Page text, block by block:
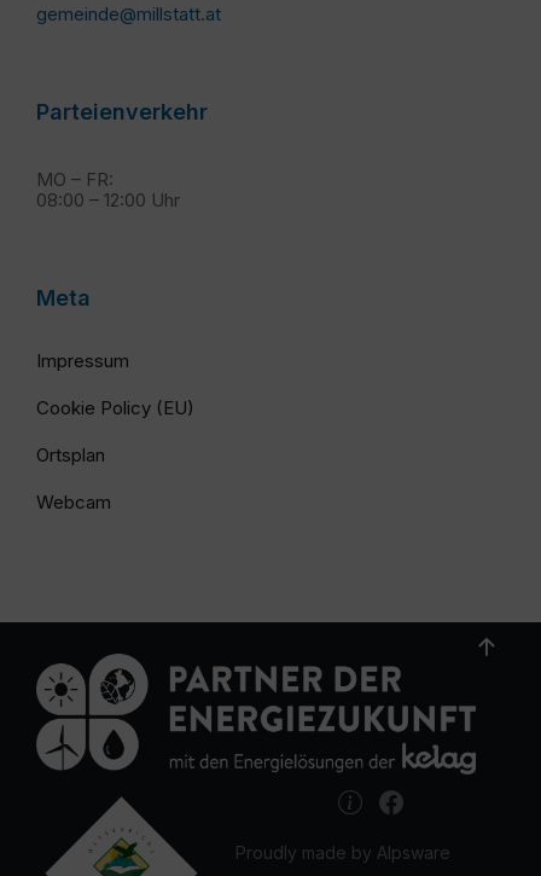
gemeinde@millstatt.at
Parteienverkehr
MO – FR:
08:00 – 12:00 Uhr
Meta
Impressum
Cookie Policy (EU)
Ortsplan
Webcam
Proudly made by Alpsware